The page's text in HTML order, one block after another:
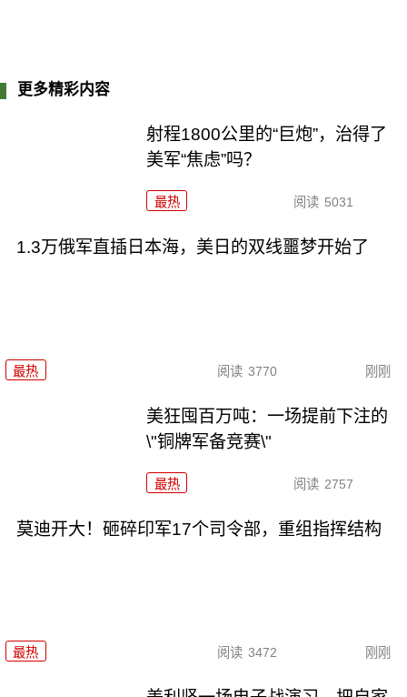
更多精彩内容
射程1800公里的“巨炮”，治得了
美军“焦虑”吗？
最热 阅读 5031
1.3万俄军直插日本海，美日的双线噩梦开始了
最热 阅读 3770 刚刚
美狂囤百万吨：一场提前下注的
\"铜牌军备竞赛\"
最热 阅读 2757
莫迪开大！砸碎印军17个司令部，重组指挥结构
最热 阅读 3472 刚刚